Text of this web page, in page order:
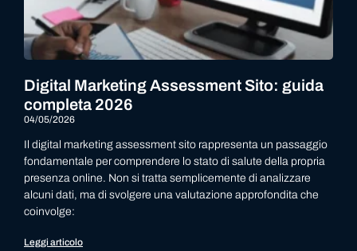
Digital Marketing Assessment Sito: guida
completa 2026
04/05/2026
Il digital marketing assessment sito rappresenta un passaggio
fondamentale per comprendere lo stato di salute della propria
presenza online. Non si tratta semplicemente di analizzare
alcuni dati, ma di svolgere una valutazione approfondita che
coinvolge:
Leggi articolo